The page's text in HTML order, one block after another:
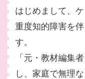
はじめまして、
重度知的障害を
す。
「元・教材編集
し、家庭で無理